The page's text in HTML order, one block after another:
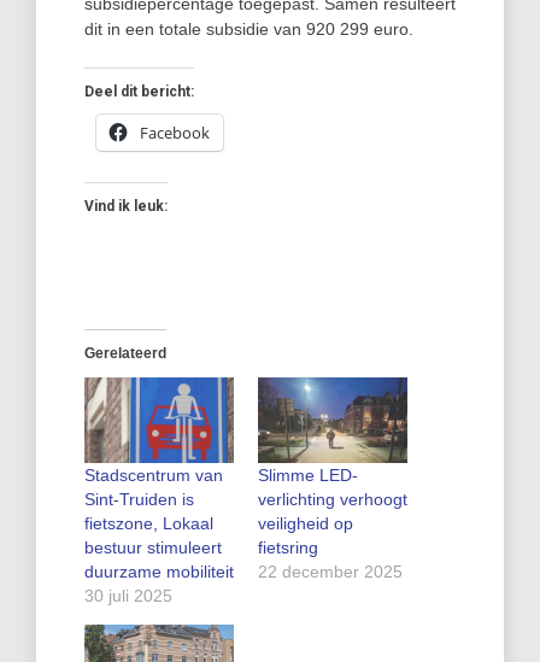
dit in een totale subsidie van 920 299 euro.
Deel dit bericht:
Facebook
Vind ik leuk:
Gerelateerd
Stadscentrum van
Sint-Truiden is
fietszone, Lokaal
bestuur stimuleert
duurzame mobiliteit
30 juli 2025
Slimme LED-
verlichting verhoogt
veiligheid op
fietsring
22 december 2025